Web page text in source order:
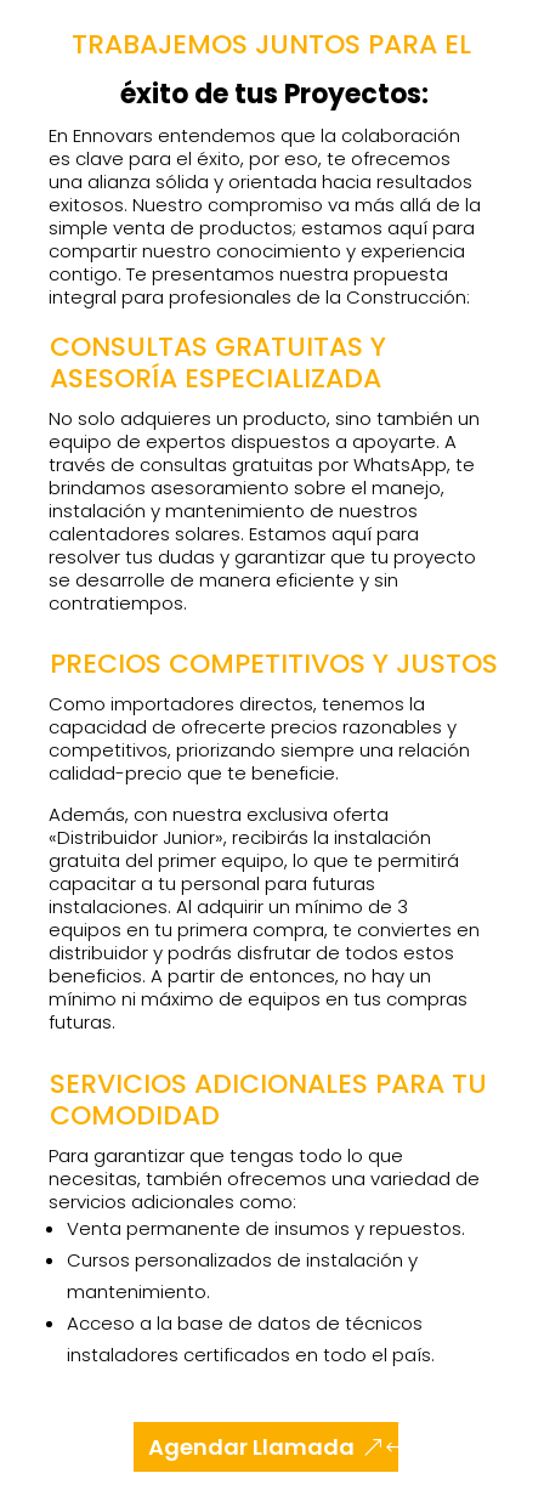
TRABAJEMOS JUNTOS PARA EL
éxito de tus Proyectos:
En Ennovars entendemos que la colaboración
es clave para el éxito, por eso, te ofrecemos
una alianza sólida y orientada hacia resultados
exitosos. Nuestro compromiso va más allá de la
simple venta de productos; estamos aquí para
compartir nuestro conocimiento y experiencia
contigo. Te presentamos nuestra propuesta
integral para profesionales de la Construcción:
CONSULTAS GRATUITAS Y
ASESORÍA ESPECIALIZADA
No solo adquieres un producto, sino también un
equipo de expertos dispuestos a apoyarte. A
través de consultas gratuitas por WhatsApp, te
brindamos asesoramiento sobre el manejo,
instalación y mantenimiento de nuestros
calentadores solares. Estamos aquí para
resolver tus dudas y garantizar que tu proyecto
se desarrolle de manera eficiente y sin
contratiempos.
PRECIOS COMPETITIVOS Y JUSTOS
Como importadores directos, tenemos la
capacidad de ofrecerte precios razonables y
competitivos, priorizando siempre una relación
calidad-precio que te beneficie.
Además, con nuestra exclusiva oferta
«Distribuidor Junior», recibirás la instalación
gratuita del primer equipo, lo que te permitirá
capacitar a tu personal para futuras
instalaciones. Al adquirir un mínimo de 3
equipos en tu primera compra, te conviertes en
distribuidor y podrás disfrutar de todos estos
beneficios. A partir de entonces, no hay un
mínimo ni máximo de equipos en tus compras
futuras.
SERVICIOS ADICIONALES PARA TU
COMODIDAD
Para garantizar que tengas todo lo que
necesitas, también ofrecemos una variedad de
servicios adicionales como:
Venta permanente de insumos y repuestos.
Cursos personalizados de instalación y
mantenimiento.
Acceso a la base de datos de técnicos
instaladores certificados en todo el país.
Agendar Llamada